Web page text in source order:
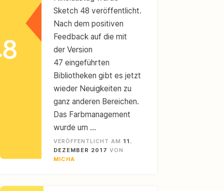
Sketch 48 veröffentlicht.
Nach dem positiven
Feedback auf die mit
der Version
47 eingeführten
Bibliotheken gibt es jetzt
wieder Neuigkeiten zu
ganz anderen Bereichen.
Das Farbmanagement
wurde um …
VERÖFFENTLICHT AM 11.
DEZEMBER 2017 VON
MICHA